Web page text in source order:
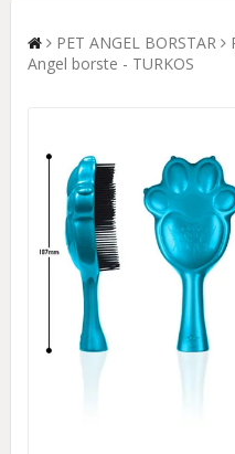
PET ANGEL BORSTAR
Angel borste - TURKOS